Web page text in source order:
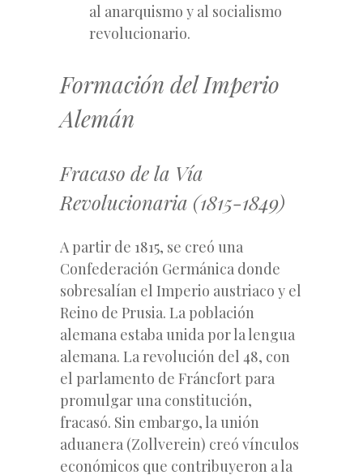
al anarquismo y al socialismo
revolucionario.
Formación del Imperio
Alemán
Fracaso de la Vía
Revolucionaria (1815-1849)
A partir de 1815, se creó una
Confederación Germánica donde
sobresalían el Imperio austriaco y el
Reino de Prusia. La población
alemana estaba unida por la lengua
alemana. La revolución del 48, con
el parlamento de Fráncfort para
promulgar una constitución,
fracasó. Sin embargo, la unión
aduanera (Zollverein) creó vínculos
económicos que contribuyeron a la